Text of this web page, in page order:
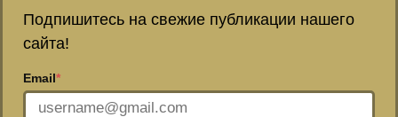
Подпишитесь на свежие публикации нашего
сайта!
Email*